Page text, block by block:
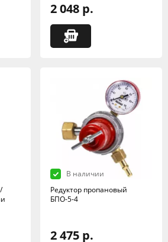
2 048 р.
В наличии
Редуктор пропановый
БПО-5-4
2 475 р.